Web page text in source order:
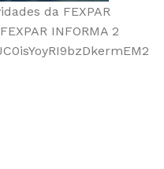
da FEXPAR
INFORMA 2